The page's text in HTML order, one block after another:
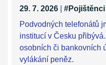
29. 7. 2026 #Pojištěnci
Podvodných telefonátů
institucí v Česku
osobních či bankovních
vylákání peněz.